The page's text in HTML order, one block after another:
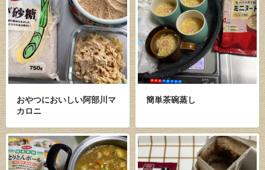
おやつにおいしい阿部川マ
カロニ
簡単茶碗蒸し